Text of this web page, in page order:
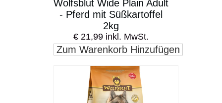
Wolfsblut Wide Plain Adult
- Pferd mit Süßkartoffel
2kg
€ 21,99 inkl. MwSt.
Zum Warenkorb Hinzufügen